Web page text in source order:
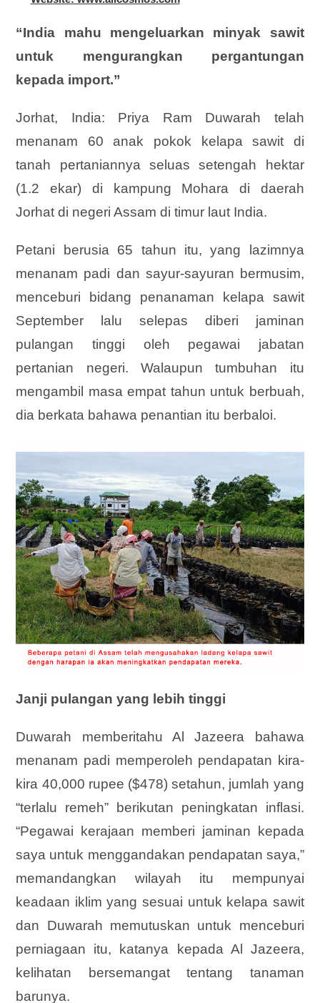
“India mahu mengeluarkan minyak sawit
untuk mengurangkan pergantungan
kepada import.”
Jorhat, India: Priya Ram Duwarah telah
menanam 60 anak pokok kelapa sawit di
tanah pertaniannya seluas setengah hektar
(1.2 ekar) di kampung Mohara di daerah
Jorhat di negeri Assam di timur laut India.
Petani berusia 65 tahun itu, yang lazimnya
menanam padi dan sayur-sayuran bermusim,
menceburi bidang penanaman kelapa sawit
September lalu selepas diberi jaminan
pulangan tinggi oleh pegawai jabatan
pertanian negeri. Walaupun tumbuhan itu
mengambil masa empat tahun untuk berbuah,
dia berkata bahawa penantian itu berbaloi.
Janji pulangan yang lebih tinggi
Duwarah memberitahu Al Jazeera bahawa
menanam padi memperoleh pendapatan kira-
kira 40,000 rupee ($478) setahun, jumlah yang
“terlalu remeh” berikutan peningkatan inflasi.
“Pegawai kerajaan memberi jaminan kepada
saya untuk menggandakan pendapatan saya,”
memandangkan wilayah itu mempunyai
keadaan iklim yang sesuai untuk kelapa sawit
dan Duwarah memutuskan untuk menceburi
perniagaan itu, katanya kepada Al Jazeera,
kelihatan bersemangat tentang tanaman
barunya.